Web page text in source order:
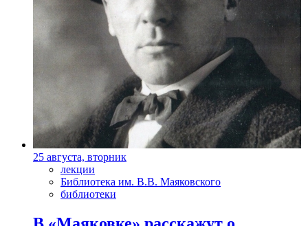
25 августа, вторник
лекции
Библиотека им. В.В. Маяковского
библиотеки